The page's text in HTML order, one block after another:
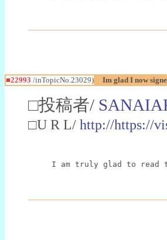
■22993 /inTopicNo.23029) Im glad I now
□投稿者/
□U R L/ http://https://
I am truly glad to read